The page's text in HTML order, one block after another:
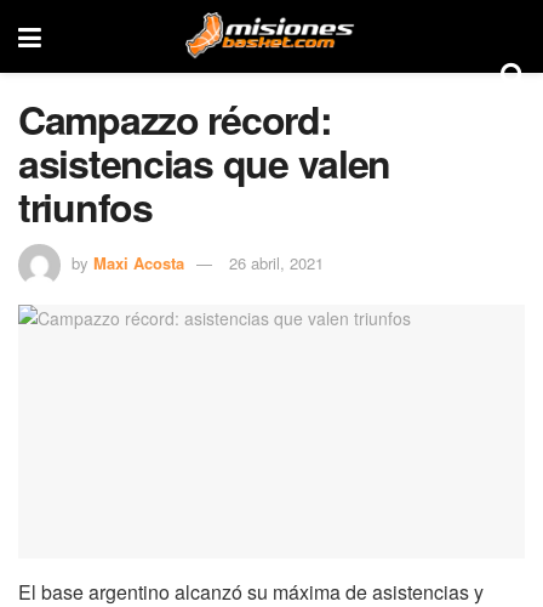
Campazzo récord:
asistencias que valen
triunfos
by Maxi Acosta 26 abril, 2021
El base argentino alcanzó su máxima de asistencias y